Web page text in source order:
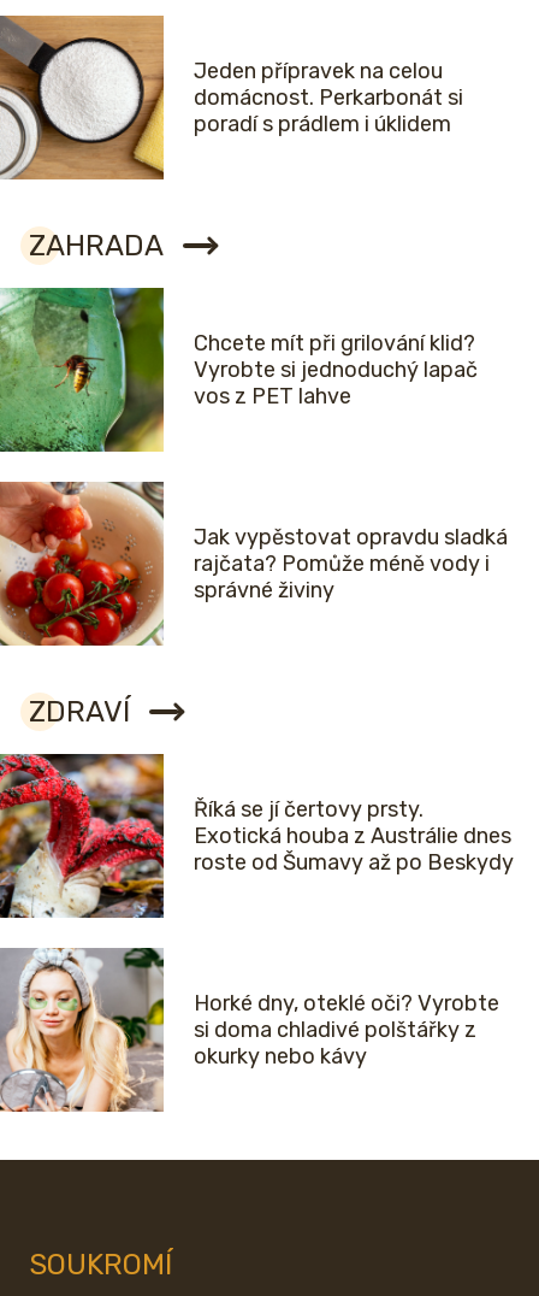
Jeden přípravek na celou
domácnost. Perkarbonát si
poradí s prádlem i úklidem
ZAHRADA
Chcete mít při grilování klid?
Vyrobte si jednoduchý lapač
vos z PET lahve
Jak vypěstovat opravdu sladká
rajčata? Pomůže méně vody i
správné živiny
ZDRAVÍ
Říká se jí čertovy prsty.
Exotická houba z Austrálie dnes
roste od Šumavy až po Beskydy
Horké dny, oteklé oči? Vyrobte
si doma chladivé polštářky z
okurky nebo kávy
SOUKROMÍ